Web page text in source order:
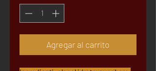
Agregar al carrito